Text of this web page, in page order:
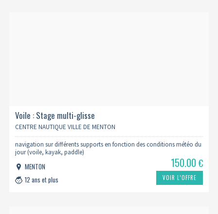
Voile : Stage multi-glisse
CENTRE NAUTIQUE VILLE DE MENTON
navigation sur différents supports en fonction des conditions météo du
jour (voile, kayak, paddle)
MENTON
12 ans et plus
150.00€
VOIR L’OFFRE